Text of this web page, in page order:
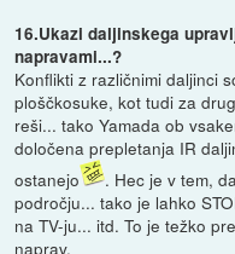
16.Ukazi daljinskega
napravami...?
Konflikti z različnimi daljinci
ploščkosuke, kot tudi za
reši... tako Yamada ob
določena prepletanja IR
ostanejo
. Hec je v tem,
področju... tako je lahko
na TV-ju... itd. To je težko
naprav.